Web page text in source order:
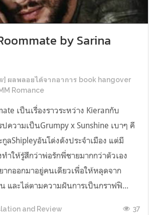
by Sarina
ผลพลอยได้จากอาการ book hangover
Romance
เป็นเรื่องราวระหว่าง Kieranกับ
ปความเป็นGrumpy x Sunshine เบาๆ คี
ลShipleyอันโด่งดังประจำเมือง แต่มี
ำให้รู้สึกว่าพ่อรักพี่ชายมากกว่าตัวเอง
ากออกมาอยู่คนเดียวเพื่อให้หลุดจาก
และไล่ตามความฝันการเป็นกราฟฟิ...
and Review 37